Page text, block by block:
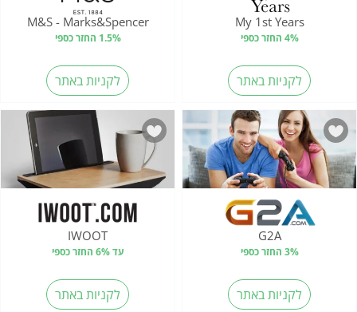
My 1st Years
4% החזר כספי
לקניות באתר
M&S - Marks&Spencer
1.5% החזר כספי
לקניות באתר
G2A
3% החזר כספי
לקניות באתר
IWOOT
עד 6% החזר כספי
לקניות באתר